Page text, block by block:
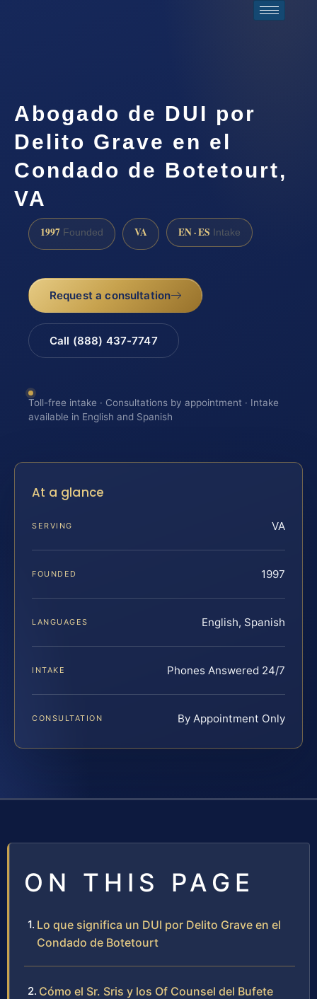
Abogado de DUI por
Delito Grave en el
Condado de Botetourt,
VA
1997 Founded VA EN · ES Intake
Request a consultation
Call (888) 437-7747
Toll-free intake · Consultations by appointment · Intake
available in English and Spanish
At a glance
SERVING VA
FOUNDED 1997
LANGUAGES English, Spanish
INTAKE Phones Answered 24/7
CONSULTATION By Appointment Only
ON THIS PAGE
Lo que significa un DUI por Delito Grave en el
Condado de Botetourt
Cómo el Sr. Sris y los Of Counsel del Bufete